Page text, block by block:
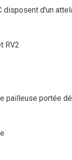
d'un
RV2
pailleuse portée